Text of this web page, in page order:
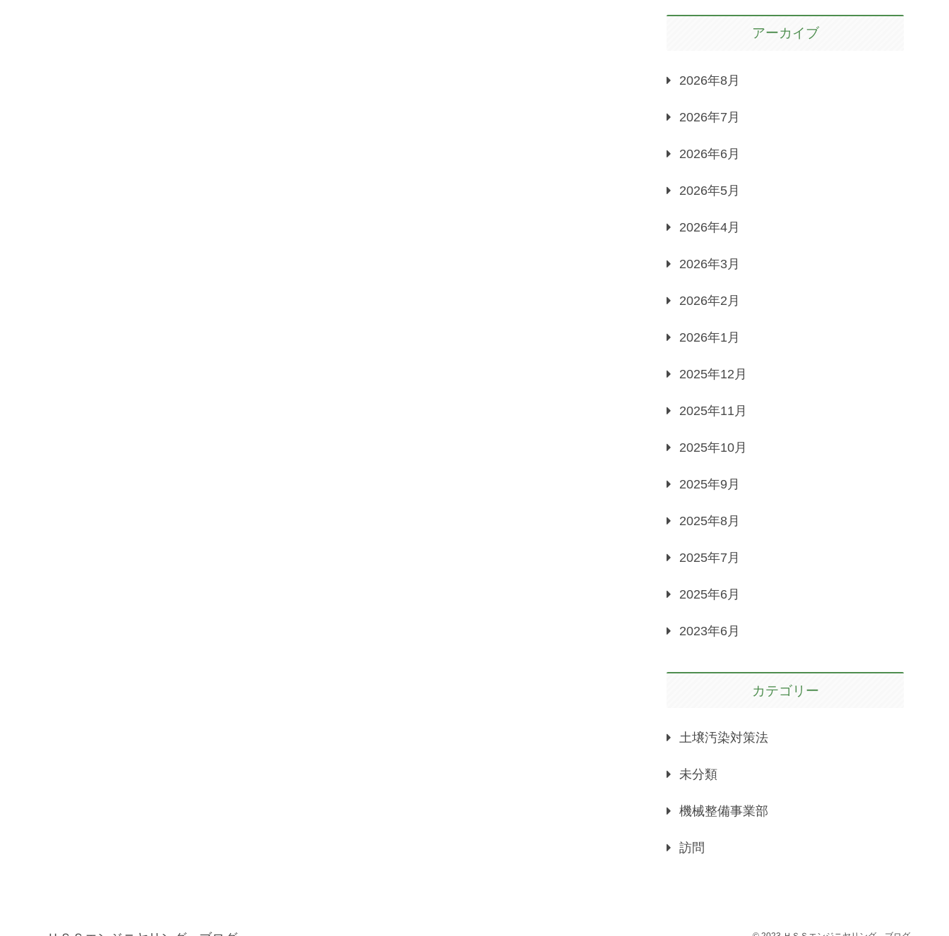
アーカイブ
2026年8月
2026年7月
2026年6月
2026年5月
2026年4月
2026年3月
2026年2月
2026年1月
2025年12月
2025年11月
2025年10月
2025年9月
2025年8月
2025年7月
2025年6月
2023年6月
カテゴリー
土壌汚染対策法
未分類
機械整備事業部
訪問